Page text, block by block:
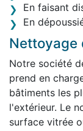
En faisant
En
Nettoyage
Notre société
prend en
bâtiments les
l'extérieur. Le
surface vitrée